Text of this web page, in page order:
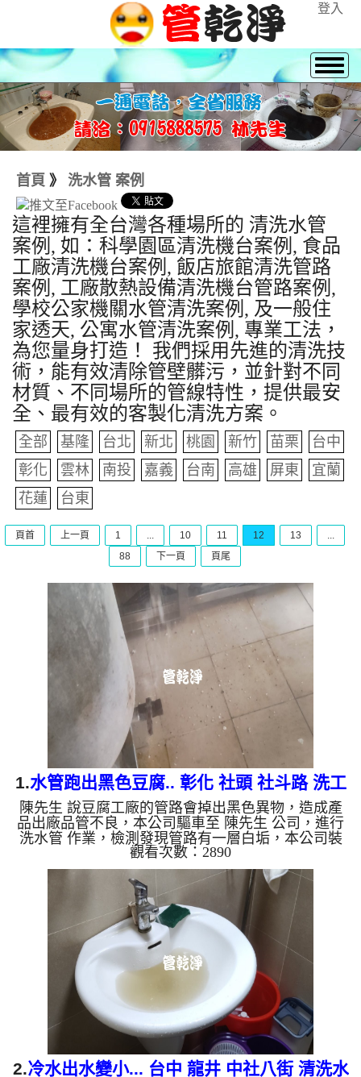
登入
首頁 》 洗水管 案例
這裡擁有全台灣各種場所的 清洗水管
案例, 如：科學園區清洗機台案例, 食品
工廠清洗機台案例, 飯店旅館清洗管路
案例, 工廠散熱設備清洗機台管路案例,
學校公家機關水管清洗案例, 及一般住
家透天, 公寓水管清洗案例, 專業工法，
為您量身打造！ 我們採用先進的清洗技
術，能有效清除管壁髒污，並針對不同
材質、不同場所的管線特性，提供最安
全、最有效的客製化清洗方案。
全部 基隆 台北 新北 桃園 新竹 苗栗
台中
彰化
雲林 南投 嘉義 台南 高雄 屏東
宜蘭
花蓮
台東
頁首 上一頁 1 ... 10 11 12 13
...
88
下一頁 頁尾
1.水管跑出黑色豆腐.. 彰化 社頭 社斗路 洗工
廠管路
陳先生 說豆腐工廠的管路會掉出黑色異物，造成產
品出廠品管不良，本公司驅車至 陳先生 公司，進行
洗水管 作業，檢測發現管路有一層白垢，本公司裝
設 高周波水管清洗機，灌了 五桶檸檬酸 ，等了約15
分，開啟 水管清洗機 ，啟動 水槌 模式，一開始就噴
出豆腐，還出現黑色異物，越洗就越多，四個多小時
後，出水變乾淨，管路拆開也乾淨了。 如是自來
水，如水管老化，會產生鐵鏽跟泥沙堆積，洗出來的
水就會是咖啡色，地下水含有氧化錳，管壁上會結成
黑色管垢，洗出來的水會跟石油一樣黑，有些洗出綠
色的水，是因為裡面有...
觀看次數：2890
2.冷水出水變小... 台中 龍井 中社八街 清洗水